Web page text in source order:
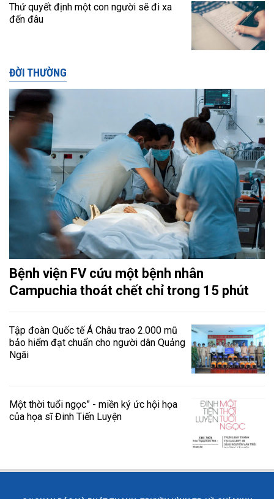
Thứ quyết định một con người sẽ đi xa
đến đâu
ĐỜI THƯỜNG
Bệnh viện FV cứu một bệnh nhân
Campuchia thoát chết chỉ trong 15 phút
Tập đoàn Quốc tế Á Châu trao 2.000 mũ
bảo hiểm đạt chuẩn cho người dân Quảng
Ngãi
Một thời tuổi ngọc” - miền ký ức hội họa
của họa sĩ Đinh Tiến Luyện